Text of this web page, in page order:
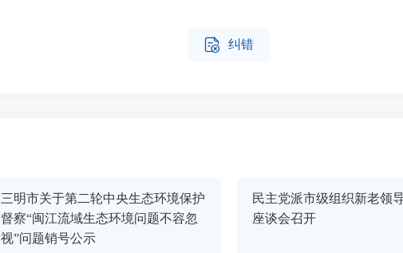
 纠错
三明市关于第二轮中央生态环境保护
督察“闽江流域生态环境问题不容忽
视”问题销号公示
民主党派市级组织新老领
座谈会召开